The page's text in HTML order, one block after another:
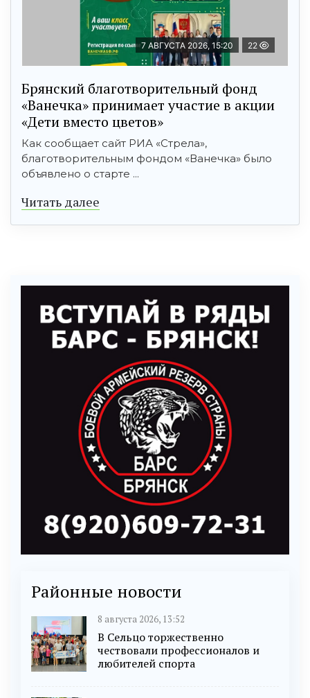
7 АВГУСТА 2026, 15:20 22
Брянский благотворительный фонд
«Ванечка» принимает участие в акции
«Дети вместо цветов»
Как сообщает сайт РИА «Стрела»,
благотворительным фондом «Ванечка» было
объявлено о старте ...
Читать далее
Районные новости
8 августа 2026, 13:52
В Сельцо торжественно
чествовали профессионалов и
любителей спорта